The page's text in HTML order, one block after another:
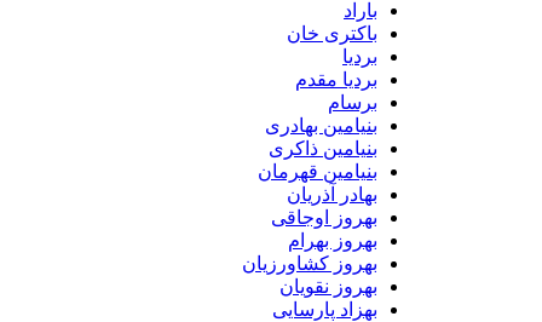
باکتری خان
بردیا مقدم
بنیامین بهادری
بنیامین ذاکری
بنیامین قهرمان
بهادر آذریان
بهروز اوجاقی
بهروز بهرام
بهروز کشاورزیان
بهروز نقویان
بهزاد پارسایی